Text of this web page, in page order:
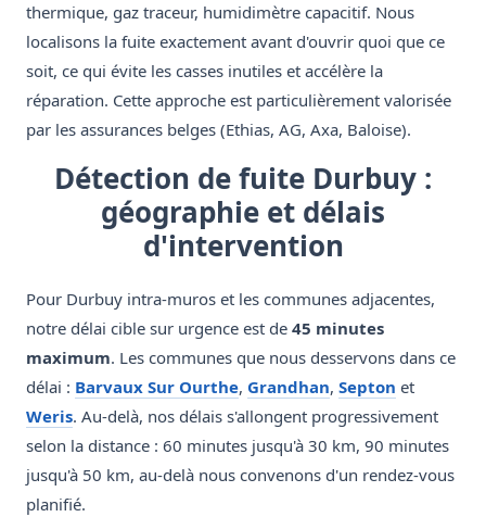
thermique, gaz traceur, humidimètre capacitif. Nous
localisons la fuite exactement avant d'ouvrir quoi que ce
soit, ce qui évite les casses inutiles et accélère la
réparation. Cette approche est particulièrement valorisée
par les assurances belges (Ethias, AG, Axa, Baloise).
Détection de fuite Durbuy :
géographie et délais
d'intervention
Pour Durbuy intra-muros et les communes adjacentes,
notre délai cible sur urgence est de 45 minutes
maximum. Les communes que nous desservons dans ce
délai : Barvaux Sur Ourthe, Grandhan, Septon et
Weris. Au-delà, nos délais s'allongent progressivement
selon la distance : 60 minutes jusqu'à 30 km, 90 minutes
jusqu'à 50 km, au-delà nous convenons d'un rendez-vous
planifié.